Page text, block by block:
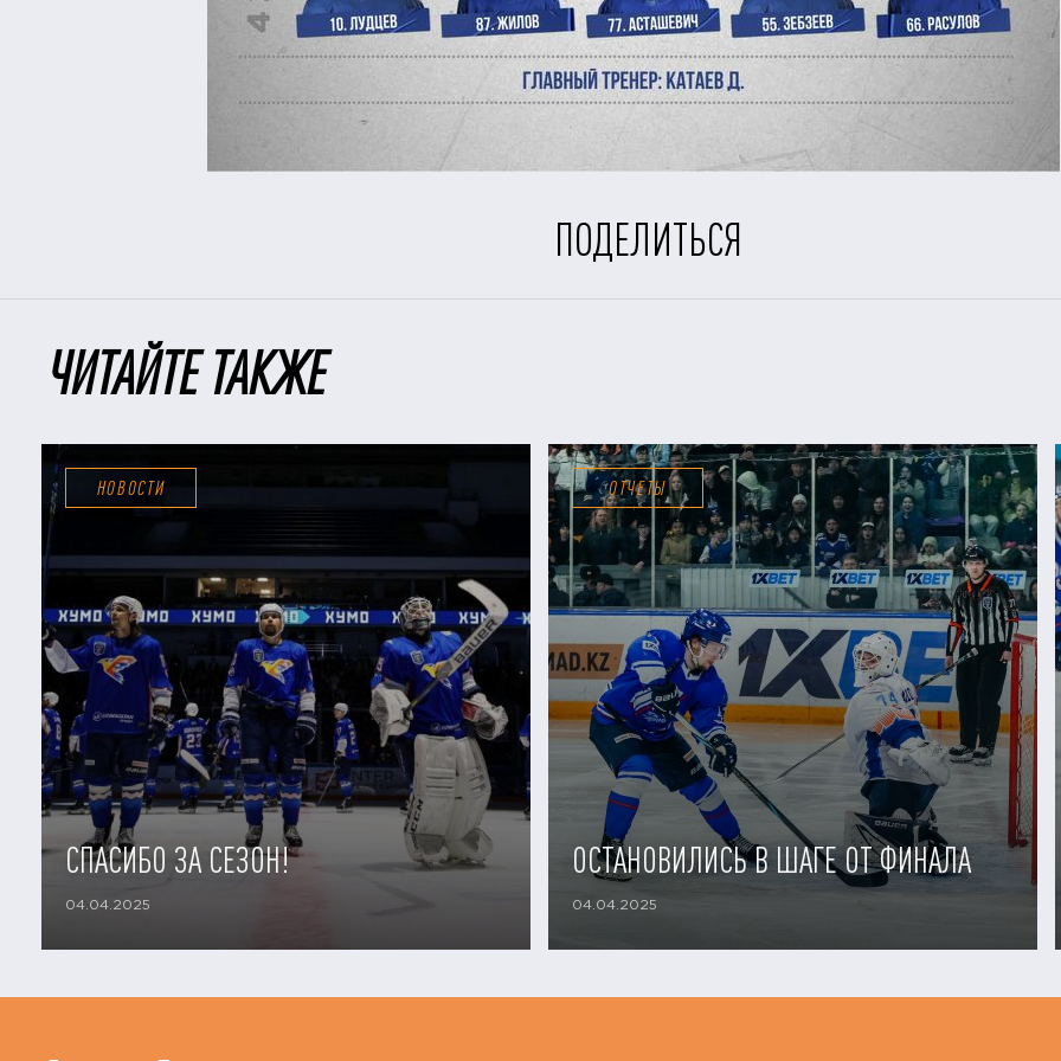
ПОДЕЛИТЬСЯ
ЧИТАЙТЕ ТАКЖЕ
НОВОСТИ
СПАСИБО ЗА СЕЗОН!
04.04.2025
ОТЧЕТЫ
ОСТАНОВИЛИСЬ В ШАГЕ ОТ ФИНАЛА
04.04.2025